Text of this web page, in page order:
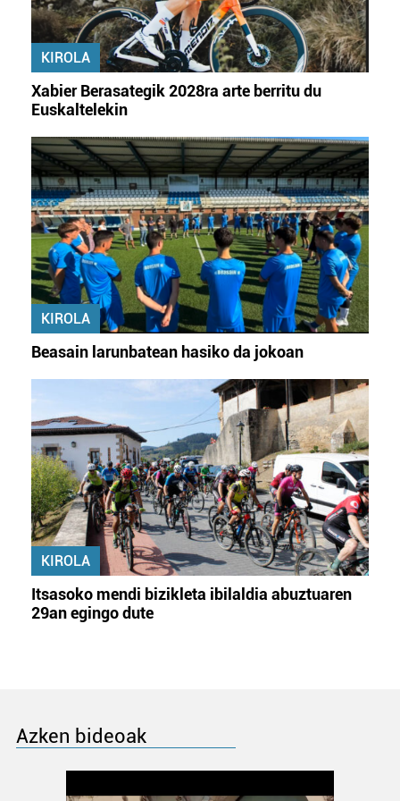
bazkideen zerrenda, beren ustez zein helburutarako
duten interes legitimoa eta horren aurka nola egin
dezakezun ikusteko.
Lortu zure datu pertsonalak prozesatzeko moduari
buruzko informazio gehiago eta ezarri zure lehentasunak
datuen atalean. Edozein unetan alda edo ken dezakezu
zure baimena Cookieen adierazpenean.
Webgune honek cookie propioak eta hirugarrenen cookie-
fitxategiak erabiltzen ditu. Zure esperientzia eta
zerbitzuak hobetzeko asmoz, cookie teknologiaz
baliatzen gara. Ohar hau onartuz gero, teknologia hori
erabiltzeko baimen esplizitua ematen diguzu.Gehiago
irakurri
KIROLA
Xabier Berasategik 2028ra arte berritu du
Euskaltelekin
KIROLA
Beasain larunbatean hasiko da jokoan
KIROLA
Itsasoko mendi bizikleta ibilaldia abuztuaren
29an egingo dute
Azken bideoak